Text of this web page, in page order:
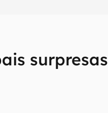
surpresas
primeira